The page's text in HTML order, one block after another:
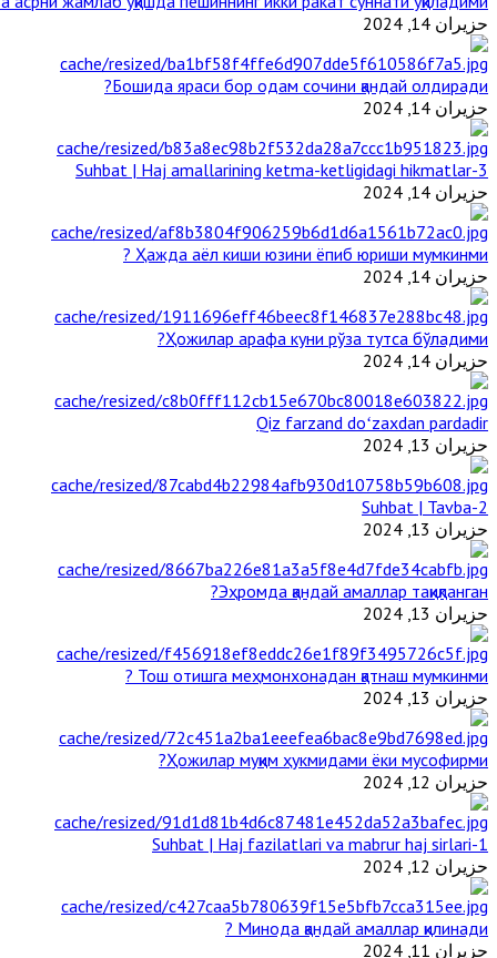
حزيران 14, 2024
Бошида яраси бор одам сочини қандай олдиради?
حزيران 14, 2024
3-Suhbat | Haj amallarining ketma-ketligidagi hikmatlar
حزيران 14, 2024
Ҳажда аёл киши юзини ёпиб юриши мумкинми ?
حزيران 14, 2024
Ҳожилар арафа куни рўза тутса бўладими?
حزيران 14, 2024
Qiz farzand doʻzaxdan pardadir
حزيران 13, 2024
2-Suhbat | Tavba
حزيران 13, 2024
Эҳромда қандай амаллар тақиқланган?
حزيران 13, 2024
Тош отишга меҳмонхонадан қатнаш мумкинми ?
حزيران 13, 2024
Ҳожилар муқим ҳукмидами ёки мусофирми?
حزيران 12, 2024
1-Suhbat | Haj fazilatlari va mabrur haj sirlari
حزيران 12, 2024
Минода қандай амаллар қилинади ?
حزيران 11, 2024